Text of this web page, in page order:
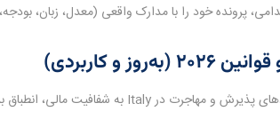
پرونده خود را با مدارک واقعی (معدل، زبان،
و کاربردی)